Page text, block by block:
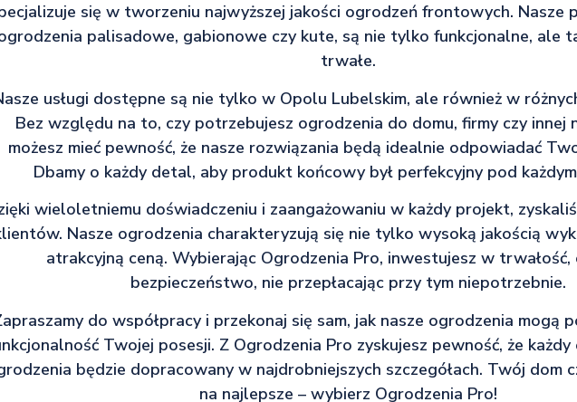
się w tworzeniu najwyższej jakości ogrodzeń frontowych. Nasze
palisadowe, gabionowe czy kute, są nie tylko funkcjonalne, ale
trwałe.
usługi dostępne są nie tylko w Opolu Lubelskim, ale również w
Bez względu na to, czy potrzebujesz ogrodzenia do domu, firmy czy innej
możesz mieć pewność, że nasze rozwiązania będą idealnie odpowiadać
Dbamy o każdy detal, aby produkt końcowy był perfekcyjny pod
wieloletniemu doświadczeniu i zaangażowaniu w każdy projekt,
Nasze ogrodzenia charakteryzują się nie tylko wysoką jakością
atrakcyjną ceną. Wybierając Ogrodzenia Pro, inwestujesz w
bezpieczeństwo, nie przepłacając przy tym niepotrzebnie.
do współpracy i przekonaj się sam, jak nasze ogrodzenia mogą
Twojej posesji. Z Ogrodzenia Pro zyskujesz pewność, że
będzie dopracowany w najdrobniejszych szczegółach. Twój dom
na najlepsze – wybierz Ogrodzenia Pro!